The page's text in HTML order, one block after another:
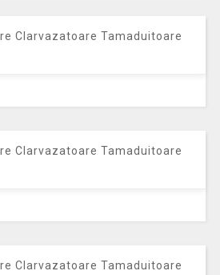
Clarvazatoare Tamaduitoare
Clarvazatoare Tamaduitoare
Clarvazatoare Tamaduitoare